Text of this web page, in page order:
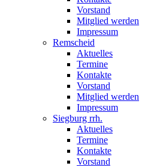
Vorstand
Mitglied werden
Impressum
Remscheid
Aktuelles
Termine
Kontakte
Vorstand
Mitglied werden
Impressum
Siegburg rrh.
Aktuelles
Termine
Kontakte
Vorstand